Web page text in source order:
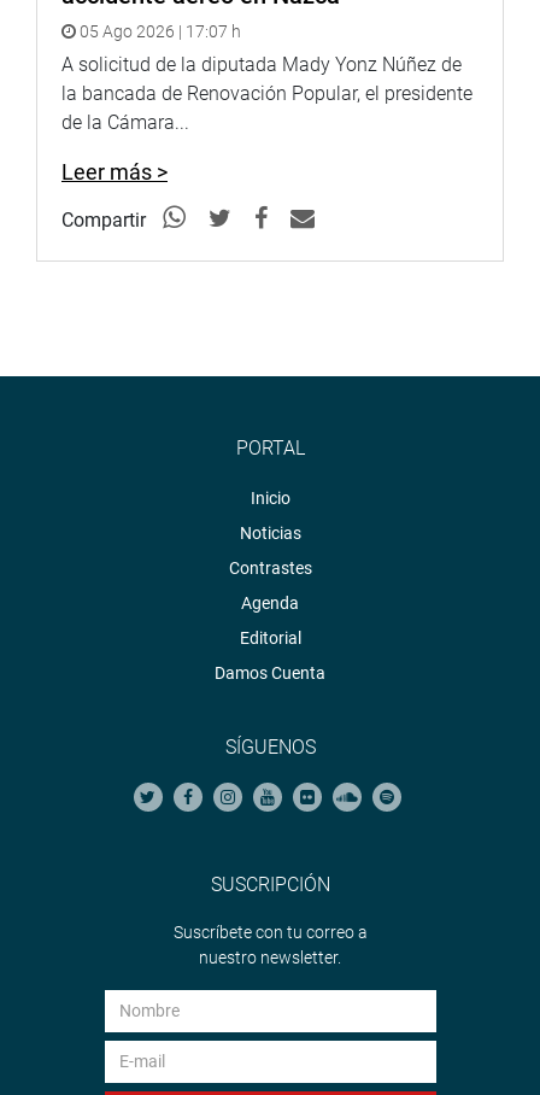
05 Ago 2026 | 17:07 h
A solicitud de la diputada Mady Yonz Núñez de
la bancada de Renovación Popular, el presidente
de la Cámara...
Leer más >
Compartir
PORTAL
Inicio
Noticias
Contrastes
Agenda
Editorial
Damos Cuenta
SÍGUENOS
SUSCRIPCIÓN
Suscríbete con tu correo a
nuestro newsletter.